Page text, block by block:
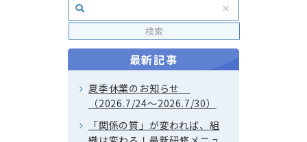
最新記事
夏季休業のお知らせ
（2026.7/24～2026.7/30）
「関係の質」が変われば、組